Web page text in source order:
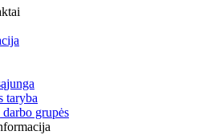
taryba
grupės